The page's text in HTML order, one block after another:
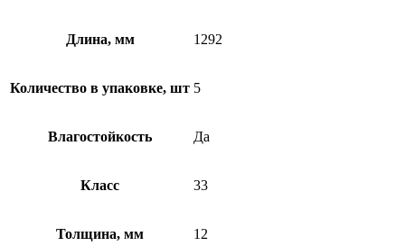
Длина, мм 1292
Количество в упаковке, шт 5
Влагостойкость Да
Класс 33
Толщина, мм 12